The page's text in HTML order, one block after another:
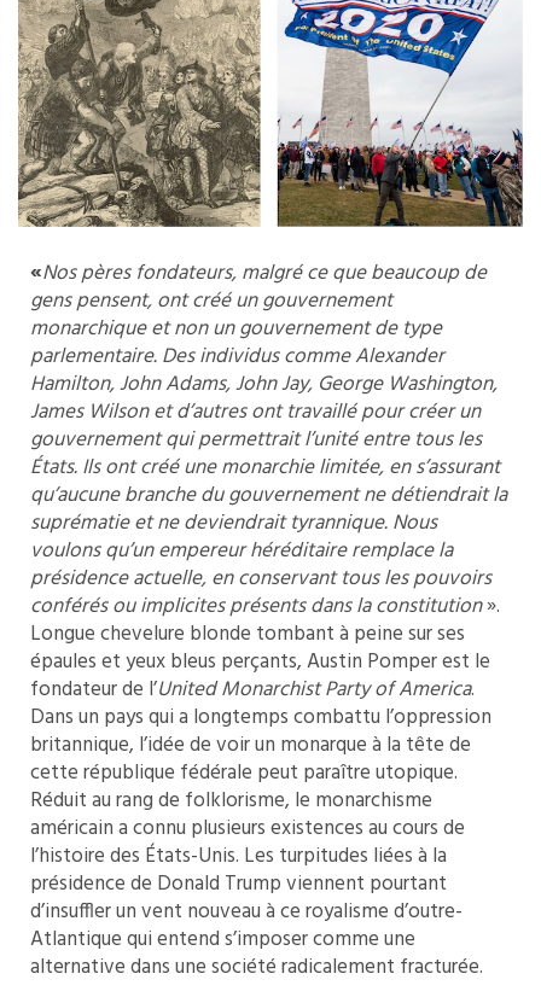
«Nos pères fondateurs, malgré ce que beaucoup de
gens pensent, ont créé un gouvernement
monarchique et non un gouvernement de type
parlementaire. Des individus comme Alexander
Hamilton, John Adams, John Jay, George Washington,
James Wilson et d’autres ont travaillé pour créer un
gouvernement qui permettrait l’unité entre tous les
États. Ils ont créé une monarchie limitée, en s’assurant
qu’aucune branche du gouvernement ne détiendrait la
suprématie et ne deviendrait tyrannique. Nous
voulons qu’un empereur héréditaire remplace la
présidence actuelle, en conservant tous les pouvoirs
conférés ou implicites présents dans la constitution».
Longue chevelure blonde tombant à peine sur ses
épaules et yeux bleus perçants, Austin Pomper est le
fondateur de l’United Monarchist Party of America.
Dans un pays qui a longtemps combattu l’oppression
britannique, l’idée de voir un monarque à la tête de
cette république fédérale peut paraître utopique.
Réduit au rang de folklorisme, le monarchisme
américain a connu plusieurs existences au cours de
l’histoire des États-Unis. Les turpitudes liées à la
présidence de Donald Trump viennent pourtant
d’insuffler un vent nouveau à ce royalisme d’outre-
Atlantique qui entend s’imposer comme une
alternative dans une société radicalement fracturée.